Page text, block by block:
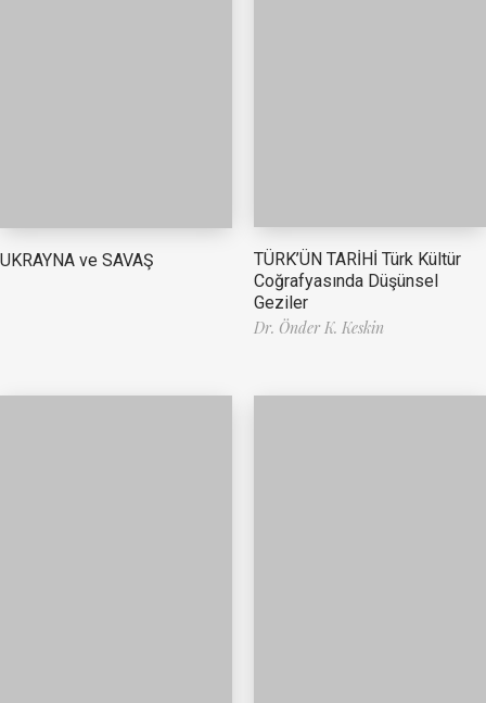
UKRAYNA ve SAVAŞ
TÜRK’ÜN TARİHİ Türk Kültür
Coğrafyasında Düşünsel
Geziler
Dr. Önder K. Keskin